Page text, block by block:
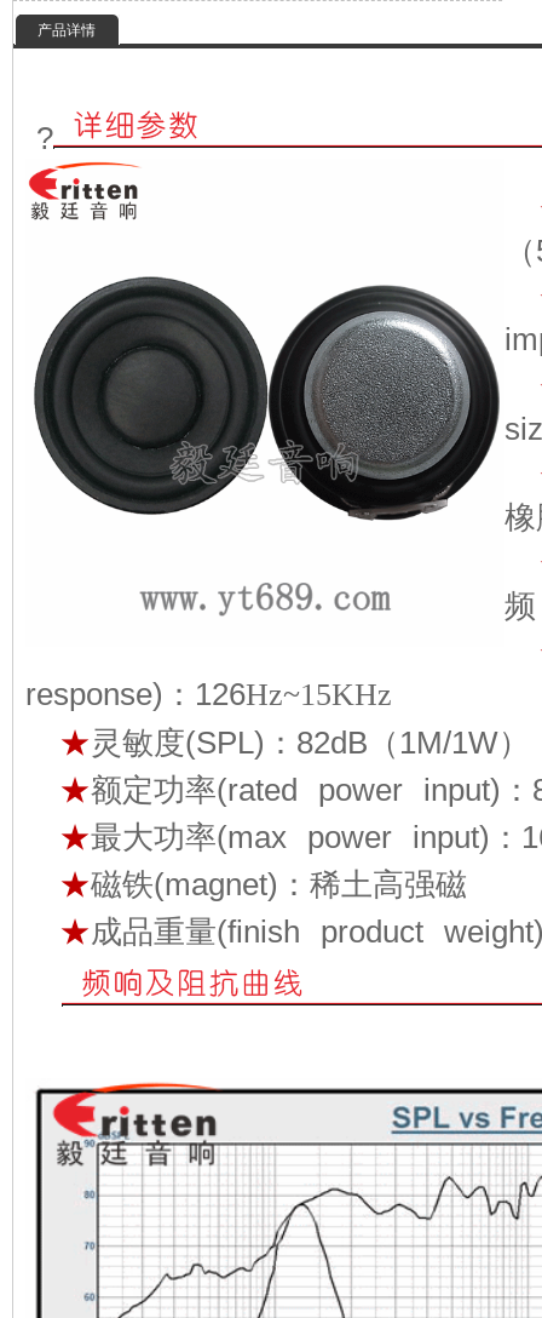
产品详情
?
频
response)：126Hz~15KHz
★灵敏度(SPL)：82dB（1M/1W）
★额定功率(rated power input)：
★最大功率(max power input)：
★磁铁(magnet)：稀土高强磁
★成品重量(finish product